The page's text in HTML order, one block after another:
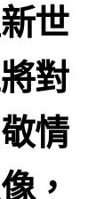
世
對
情
，